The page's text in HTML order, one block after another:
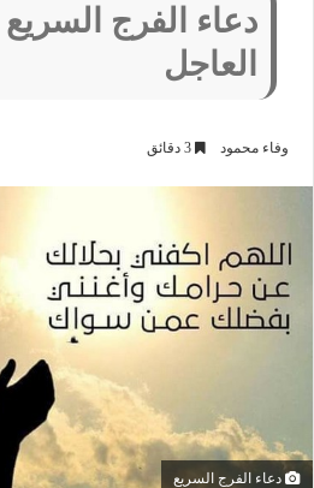
دعاء الفرج
العاجل
وفاء محمود
دعاء الفرج السريع